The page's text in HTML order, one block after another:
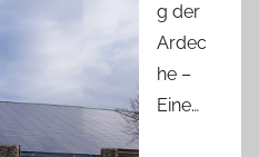
g der
Ardec
he –
Eine…